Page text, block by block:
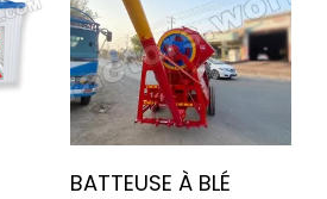
BATTEUSE À BLÉ